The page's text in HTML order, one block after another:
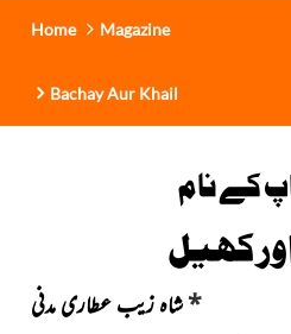
Home Magazine
Bachay Aur Khail
کے نام
کھیل
*شاہ زیب عطاری مدنی